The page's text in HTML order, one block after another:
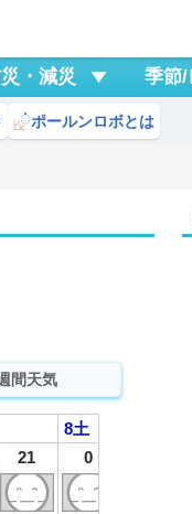
・減災 季節/
ポールンロボとは
間天気
21
8土
0